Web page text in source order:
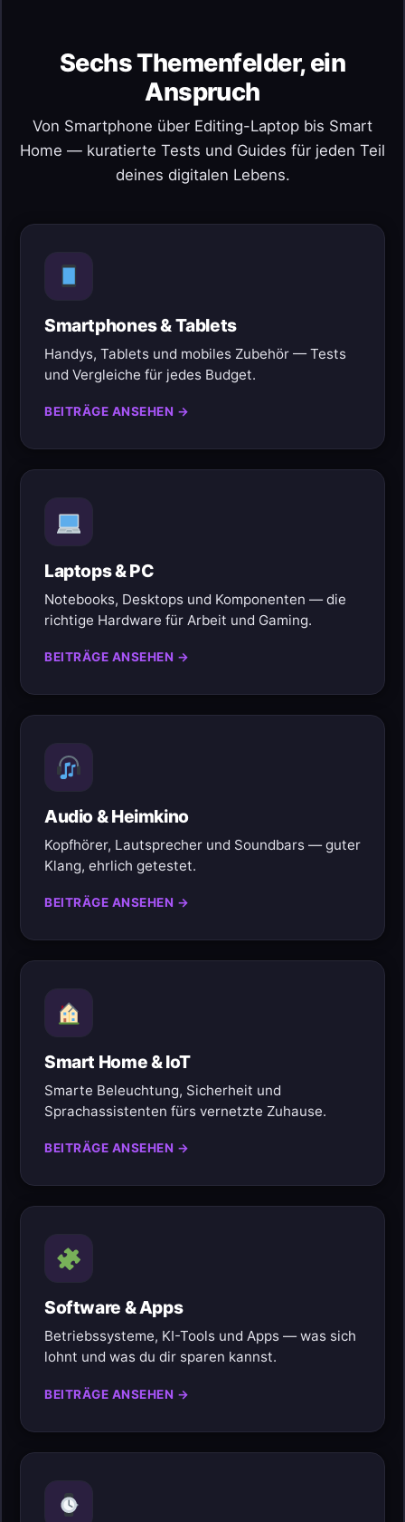
Sechs Themenfelder, ein
Anspruch
Von Smartphone über Editing-Laptop bis Smart
Home — kuratierte Tests und Guides für jeden Teil
deines digitalen Lebens.
Smartphones & Tablets
Handys, Tablets und mobiles Zubehör — Tests
und Vergleiche für jedes Budget.
BEITRÄGE ANSEHEN →
Laptops & PC
Notebooks, Desktops und Komponenten — die
richtige Hardware für Arbeit und Gaming.
BEITRÄGE ANSEHEN →
Audio & Heimkino
Kopfhörer, Lautsprecher und Soundbars — guter
Klang, ehrlich getestet.
BEITRÄGE ANSEHEN →
Smart Home & IoT
Smarte Beleuchtung, Sicherheit und
Sprachassistenten fürs vernetzte Zuhause.
BEITRÄGE ANSEHEN →
Software & Apps
Betriebssysteme, KI-Tools und Apps — was sich
lohnt und was du dir sparen kannst.
BEITRÄGE ANSEHEN →